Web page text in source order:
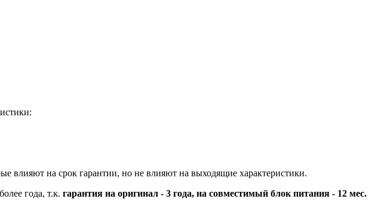
влияют на срок гарантии, но не влияют на выходящие характеристики.
года, т.к. гарантия на оригинал - 3 года, на совместимый блок питания - 12 мес.